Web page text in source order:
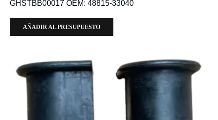
GHSTBB00017 OEM: 48815-33040
AÑADIR AL PRESUPUESTO